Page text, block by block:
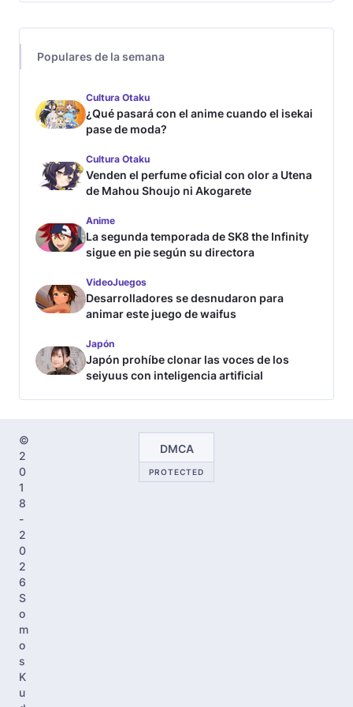
Populares de la semana
Cultura Otaku
¿Qué pasará con el anime cuando el isekai
pase de moda?
Cultura Otaku
Venden el perfume oficial con olor a Utena
de Mahou Shoujo ni Akogarete
Anime
La segunda temporada de SK8 the Infinity
sigue en pie según su directora
VideoJuegos
Desarrolladores se desnudaron para
animar este juego de waifus
Japón
Japón prohíbe clonar las voces de los
seiyuus con inteligencia artificial
©
2
0
1
8
-
2
0
2
6
S
o
m
o
s
K
u
DMCA
PROTECTED